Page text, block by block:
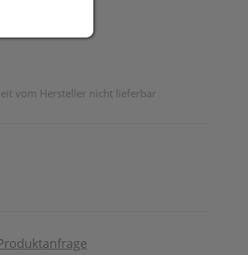
vom Hersteller nicht lieferbar